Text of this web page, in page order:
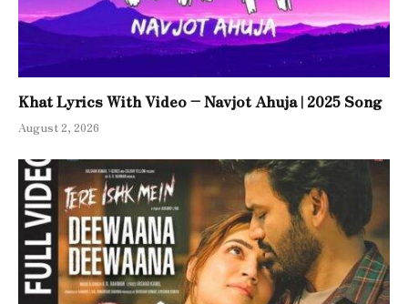
Khat Lyrics With Video – Navjot Ahuja | 2025 Song
August 2, 2026